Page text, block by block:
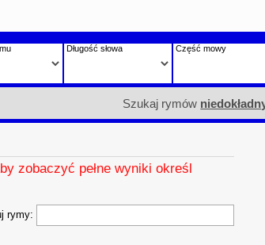
Długość słowa Część mowy
Szukaj rymów
zobaczyć pełne wyniki określ
rymy: